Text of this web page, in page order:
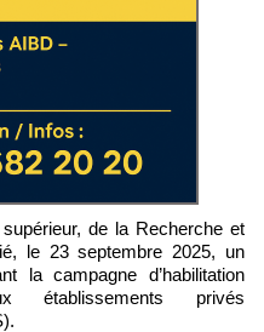
le 23 septembre 2025, un
la campagne d’habilitation
établissements privés